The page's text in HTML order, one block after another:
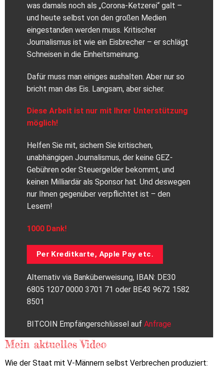
was damals noch als „Corona-Ketzerei“ galt –
und heute selbst von den großen Medien
eingestanden werden muss. Kritischer
Journalismus ist wie ein Eisbrecher – er schlägt
Schneisen in die Einheitsmeinung.
Dafür muss man einiges aushalten. Aber nur so
bricht man das Eis. Langsam, aber sicher.
Diese Arbeit ist nur mit Ihrer Unterstützung
möglich!
Helfen Sie mit, sichern Sie kritischen,
unabhängigen Journalismus, der keine GEZ-
Gebühren oder Steuergelder bekommt, und
keinen Milliardär als Sponsor hat. Und deswegen
nur Ihnen gegenüber verpflichtet ist – den
Lesern!
1000 Dank!
Per Kreditkarte, Apple Pay etc.
Alternativ via Banküberweisung, IBAN: DE30
6805 1207 0000 3701 71 oder BE43 9672 1582
8501
BITCOIN Empfängerschlüssel auf Anfrage
Mein aktuelles Video
Wie der Staat mit V-Männern selbst Verbrechen produziert: